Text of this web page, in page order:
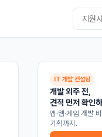
IT 개발 컨설팅
개발 외주 전,
견적 먼저 확인
앱·웹·게임 개발
기획까지.